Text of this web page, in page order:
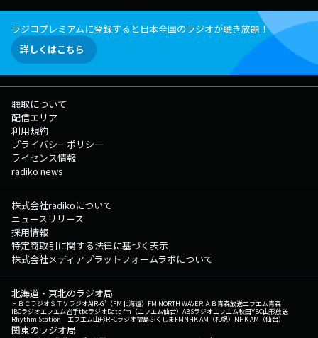
ラジコプレミアムに登録すると日本全国のラジオが聴き放題！
詳しくはこちら
聴取について
配信エリア
利用規約
プライバシーポリシー
ライセンス情報
radiko news
株式会社radikoについて
ニュースリリース
採用情報
特定商取引に関する法律に基づく表示
株式会社メディアプラットフォームラボについて
北海道・東北のラジオ局
ＨＢＣラジオＳＴＶラジオAIR-G'（FM北海道） FM NORTH WAVEＲＡＢ青森放送エフエム青森
IBCラジオエフエム岩手tbcラジオDate fm（エフエム仙台） ABSラジオエフエム秋田YBC山形放送
Rhythm Station エフエム山形RFCラジオ福島ふくしまFMNHK AM（札幌） NHK AM（仙台）
関東のラジオ局